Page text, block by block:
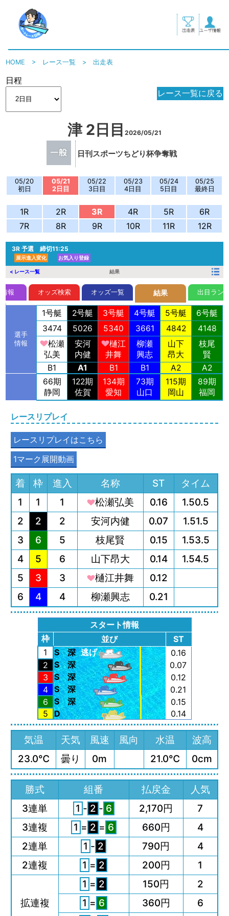
HOME > レース一覧 >出走表
日程
レース一覧に戻る
津 2日目 2026/05/21
日刊スポーツちどり杯争奪戦
05/20
初日
05/21
2日目
05/22
3日目
05/23
4日目
05/24
5日目
05/25
最終日
1R 2R 3R 4R 5R
6R
7R
8R 9R 10R 11R 12R
3R予選 締切11:25
展示進入変化 お気入り登録
< レース一覧 結果
報 オッズ検索 オッズ一覧 結果 出目ラン
選手
情報
1号艇 2号艇 3号艇 4号艇 5号艇
6号艇
3474
5026 5340 3661 4842
4148
松瀬
弘美
安河
内健
樋江
井舞
柳瀬
興志
山下
昂大
枝尾
賢
B1
A1 B1 B1 A2
A2
66期
静岡
122期
佐賀
134期
愛知
73期
山口
115期
岡山
89期
福岡
レースリプレイ
レースリプレイはこちら
1マーク展開動画
着 枠 進入 名称 ST
タイム
1
1 1 松瀬弘美 0.16
1.50.5
2
2 2 安河内健 0.07
1.51.5
3
6 5 枝尾賢 0.15
1.53.5
4
5 6 山下昂大 0.14
1.54.5
5
3 3 樋江井舞
0.12
6
4 4 柳瀬興志 0.21
スタート情報
枠
並び
ST
1
S 深 逃げ
0.16
2
S 深
0.07
3
S 深
0.12
4 S 深
0.21
6
S 深
0.15
5
D 0.14
気温 天気 風速 風向 水温
波高
23.0℃
曇り 0m 21.0℃ 0cm
勝式 組番 払戻金
人気
3連単
1 - 2 - 6 2,170円
7
3連複
1 = 2 = 6 660円
4
2連単
1 - 2 790円
4
2連複
1 = 2 200円 1
拡連複
1 = 2 150円
2
1 = 6 360円 6